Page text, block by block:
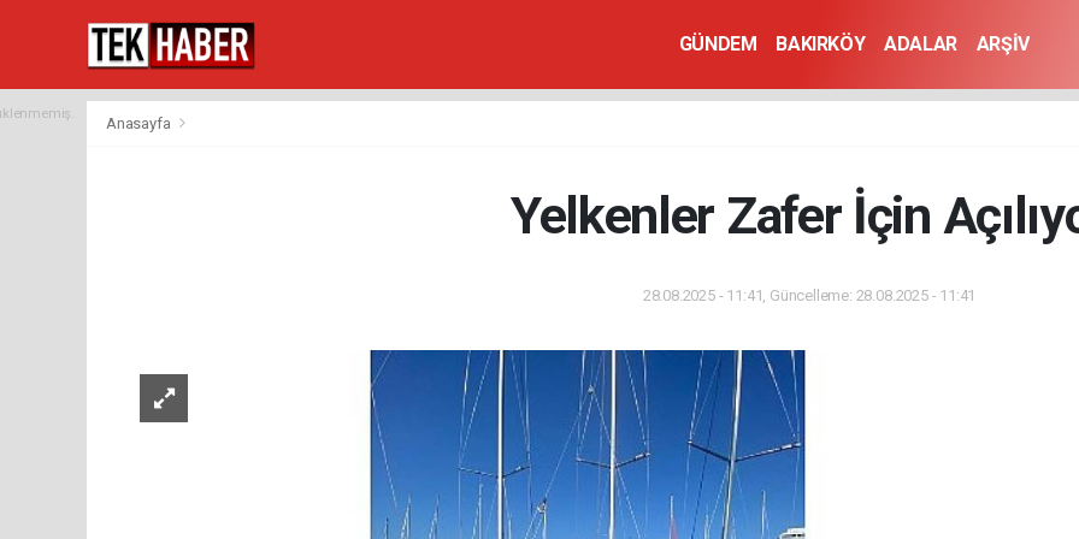
GÜNDEM BAKIRKÖY ADALAR ARŞİV
Anasayfa
Yelkenler Zafer İçin
28.08.2025 - 11:41, Güncelleme: 28.08.2025 - 11:41